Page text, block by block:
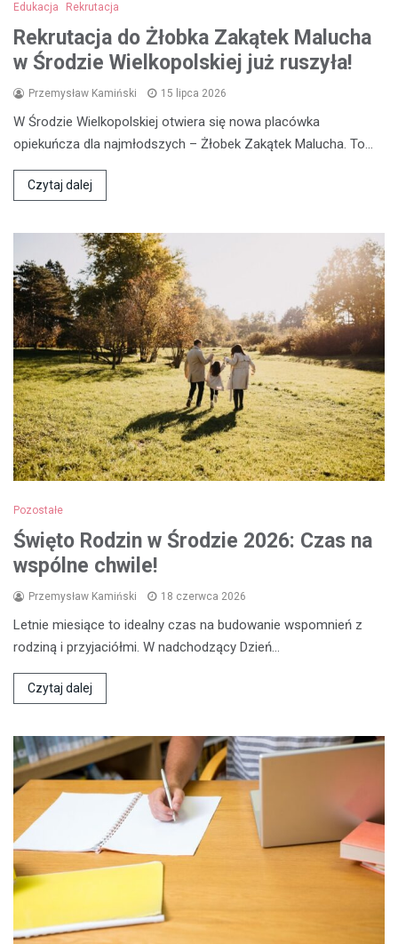
Edukacja Rekrutacja
Rekrutacja do Żłobka Zakątek Malucha
w Środzie Wielkopolskiej już ruszyła!
Przemysław Kamiński 15 lipca 2026
W Środzie Wielkopolskiej otwiera się nowa placówka
opiekuńcza dla najmłodszych – Żłobek Zakątek Malucha. To…
Czytaj dalej
Pozostałe
Święto Rodzin w Środzie 2026: Czas na
wspólne chwile!
Przemysław Kamiński 18 czerwca 2026
Letnie miesiące to idealny czas na budowanie wspomnień z
rodziną i przyjaciółmi. W nadchodzący Dzień…
Czytaj dalej